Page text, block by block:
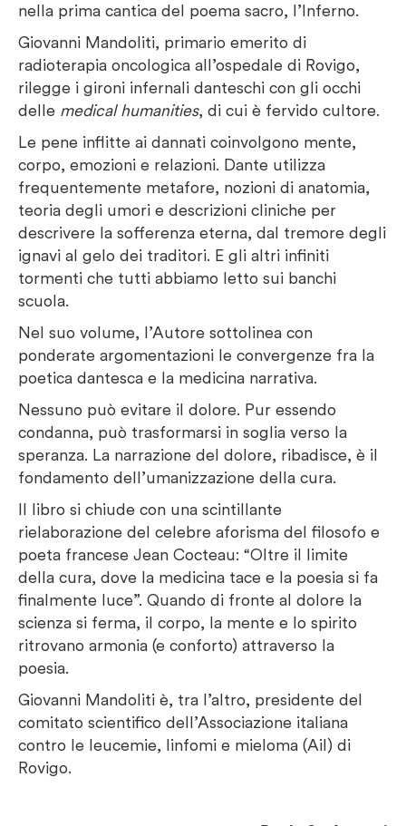
nella prima cantica del poema sacro, l’Inferno.
Giovanni Mandoliti, primario emerito di
radioterapia oncologica all’ospedale di Rovigo,
rilegge i gironi infernali danteschi con gli occhi
delle medical humanities, di cui è fervido cultore.
Le pene inflitte ai dannati coinvolgono mente,
corpo, emozioni e relazioni. Dante utilizza
frequentemente metafore, nozioni di anatomia,
teoria degli umori e descrizioni cliniche per
descrivere la sofferenza eterna, dal tremore degli
ignavi al gelo dei traditori. E gli altri infiniti
tormenti che tutti abbiamo letto sui banchi
scuola.
Nel suo volume, l’Autore sottolinea con
ponderate argomentazioni le convergenze fra la
poetica dantesca e la medicina narrativa.
Nessuno può evitare il dolore. Pur essendo
condanna, può trasformarsi in soglia verso la
speranza. La narrazione del dolore, ribadisce, è il
fondamento dell’umanizzazione della cura.
Il libro si chiude con una scintillante
rielaborazione del celebre aforisma del filosofo e
poeta francese Jean Cocteau: “Oltre il limite
della cura, dove la medicina tace e la poesia si fa
finalmente luce”. Quando di fronte al dolore la
scienza si ferma, il corpo, la mente e lo spirito
ritrovano armonia (e conforto) attraverso la
poesia.
Giovanni Mandoliti è, tra l’altro, presidente del
comitato scientifico dell’Associazione italiana
contro le leucemie, linfomi e mieloma (Ail) di
Rovigo.